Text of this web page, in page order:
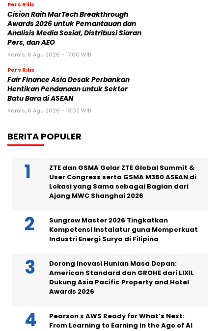
Pers Rilis
Cision Raih MarTech Breakthrough
Awards 2026 untuk Pemantauan dan
Analisis Media Sosial, Distribusi Siaran
Pers, dan AEO
Kamis, 6 Agu 2026 - 17:00 WIB
Pers Rilis
Fair Finance Asia Desak Perbankan
Hentikan Pendanaan untuk Sektor
Batu Bara di ASEAN
Kamis, 6 Agu 2026 - 13:02 WIB
BERITA POPULER
ZTE dan GSMA Gelar ZTE Global Summit &
User Congress serta GSMA M360 ASEAN di
Lokasi yang Sama sebagai Bagian dari
Ajang MWC Shanghai 2026
Sungrow Master 2026 Tingkatkan
Kompetensi Instalatur guna Memperkuat
Industri Energi Surya di Filipina
Dorong Inovasi Hunian Masa Depan:
American Standard dan GROHE dari LIXIL
Dukung Asia Pacific Property and Hotel
Awards 2026
Pearson x AWS Ready for What’s Next:
From Learning to Earning in the Age of AI